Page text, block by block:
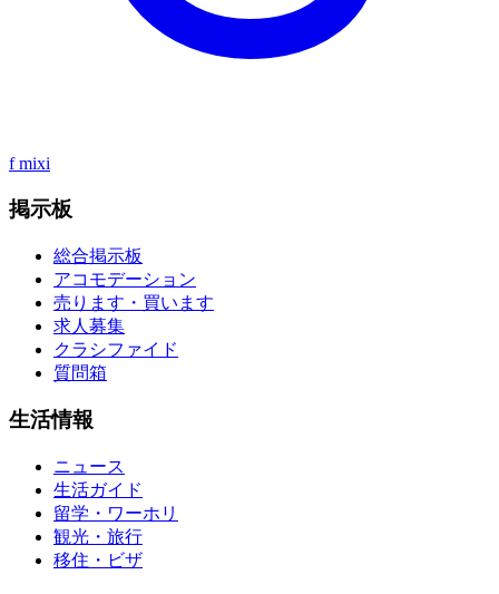
f mixi
掲示板
総合掲示板
アコモデーション
売ります・買います
求人募集
クラシファイド
質問箱
生活情報
ニュース
生活ガイド
留学・ワーホリ
観光・旅行
移住・ビザ